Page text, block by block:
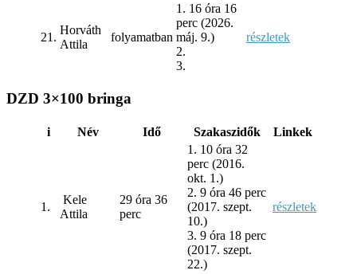
21.
Horváth
Attila
folyamatban
1. 16 óra 16
perc (2026.
máj. 9.)
2.
3.
részletek
DZD 3×100 bringa
i Név Idő Szakaszidők Linkek
1.
Kele
Attila
29 óra 36
perc
1. 10 óra 32
perc (2016.
okt. 1.)
2. 9 óra 46 perc
(2017. szept.
10.)
3. 9 óra 18 perc
(2017. szept.
22.)
részletek